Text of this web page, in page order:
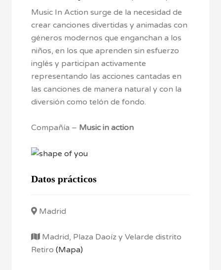
Music In Action surge de la necesidad de
crear canciones divertidas y animadas con
géneros modernos que enganchan a los
niños, en los que aprenden sin esfuerzo
inglés y participan activamente
representando las acciones cantadas en
las canciones de manera natural y con la
diversión como telón de fondo.
Compañía – Music in action
Datos prácticos
Madrid
Madrid, Plaza Daoíz y Velarde distrito
Retiro(Mapa)